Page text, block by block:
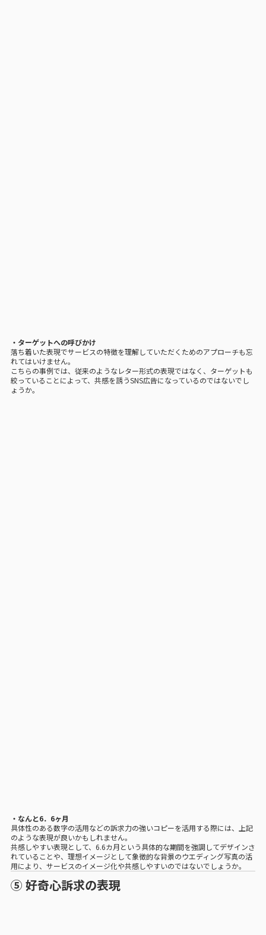
・ターゲットへの呼びかけ
落ち着いた表現でサービスの特徴を理解していただくためのアプローチも忘
れてはいけません。
こちらの事例では、従来のようなレター形式の表現ではなく、ターゲットも
絞っていることによって、共感を誘うSNS広告になっているのではないでし
ょうか。
・なんと6．6ヶ月
具体性のある数字の活用などの訴求力の強いコピーを活用する際には、上記
のような表現が良いかもしれません。
共感しやすい表現として、6.6カ月という具体的な期間を強調してデザインさ
れていることや、理想イメージとして象徴的な背景のウエディング写真の活
用により、サービスのイメージ化や共感しやすいのではないでしょうか。
⑤ 好奇心訴求の表現